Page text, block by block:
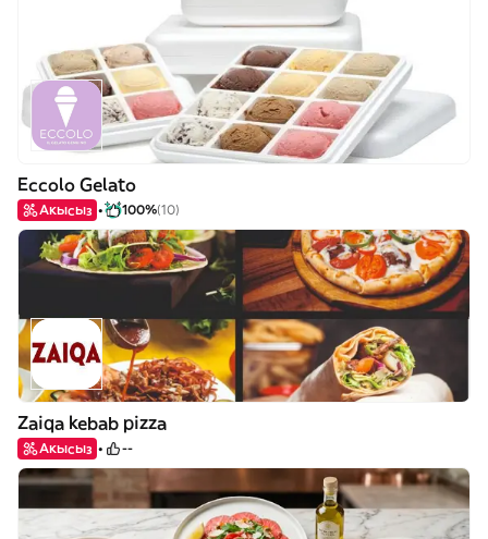
Eccolo Gelato
Акысыз 100%(10)
Zaiqa kebab pizza
Акысыз --